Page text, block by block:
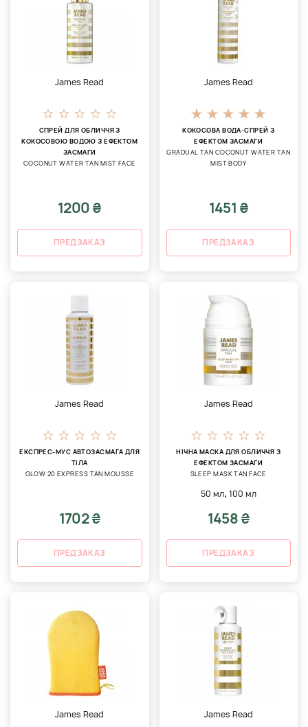
James Read
СПРЕЙ ДЛЯ ОБЛИЧЧЯ З
КОКОСОВОЮ ВОДОЮ З ЕФЕКТОМ
ЗАСМАГИ
COCONUT WATER TAN MIST FACE
1200 ₴
ПРЕДЗАКАЗ
James Read
КОКОСОВА ВОДА-СПРЕЙ З
ЕФЕКТОМ ЗАСМАГИ
GRADUAL TAN COCONUT WATER TAN
MIST BODY
1451 ₴
ПРЕДЗАКАЗ
James Read
ЕКСПРЕС-МУС АВТОЗАСМАГА ДЛЯ
ТІЛА
GLOW 20 EXPRESS TAN MOUSSE
1702 ₴
ПРЕДЗАКАЗ
James Read
НІЧНА МАСКА ДЛЯ ОБЛИЧЧЯ З
ЕФЕКТОМ ЗАСМАГИ
SLEEP MASK TAN FACE
50 мл, 100 мл
1458 ₴
ПРЕДЗАКАЗ
James Read James Read